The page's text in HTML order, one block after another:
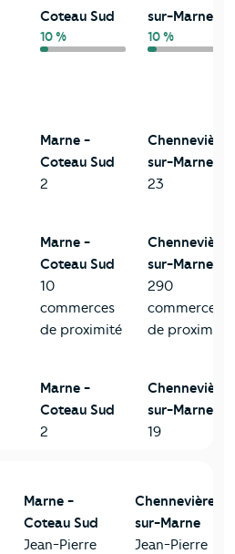
Coteau Sud
10 %
sur-Marne
10 %
Marne -
Coteau Sud
2
sur-Marne
23
Marne -
Coteau Sud
10
commerces
de proximité
sur-Marne
290
commerces
de proximité
Marne -
Coteau Sud
2
sur-Marne
19
Marne -
Coteau Sud
Jean-Pierre
Chennevières-
sur-Marne
Jean-Pierre